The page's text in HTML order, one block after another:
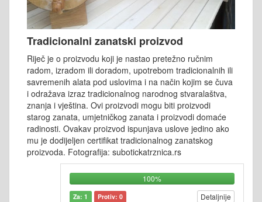
Tradicionalni zanatski proizvod
Riječ je o proizvodu koji je nastao pretežno ručnim
radom, izradom ili doradom, upotrebom tradicionalnih ili
savremenih alata pod uslovima i na način kojim se čuva
i odražava izraz tradicionalnog narodnog stvaralaštva,
znanja i vještina. Ovi proizvodi mogu biti proizvodi
starog zanata, umjetničkog zanata i proizvodi domaće
radinosti. Ovakav proizvod ispunjava uslove jedino ako
mu je dodijeljen certifikat tradicionalnog zanatskog
proizvoda. Fotografija: subotickatrznica.rs
100%
Za: 1 Protiv: 0 Detaljnije